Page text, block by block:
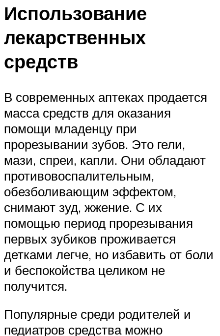
Использование
лекарственных
средств
В современных аптеках продается
масса средств для оказания
помощи младенцу при
прорезывании зубов. Это гели,
мази, спреи, капли. Они обладают
противовоспалительным,
обезболивающим эффектом,
снимают зуд, жжение. С их
помощью период прорезывания
первых зубиков проживается
детками легче, но избавить от боли
и беспокойства целиком не
получится.
Популярные среди родителей и
педиатров средства можно